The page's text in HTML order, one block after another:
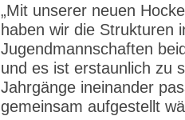
„Mit unserer neuen
haben wir die Strukturen
Jugendmannschaften
und es ist erstaunlich zu
Jahrgänge ineinander
gemeinsam aufgestellt